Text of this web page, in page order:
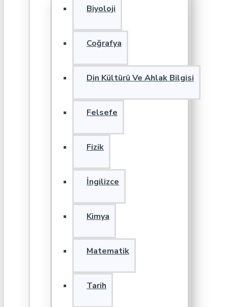
Biyoloji
Coğrafya
Din Kültürü Ve Ahlak Bilgisi
Felsefe
Fizik
İngilizce
Kimya
Matematik
Tarih